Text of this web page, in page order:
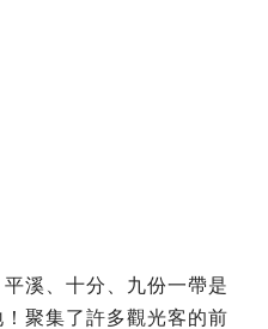
溪、十分、九份一帶是
聚集了許多觀光客的前